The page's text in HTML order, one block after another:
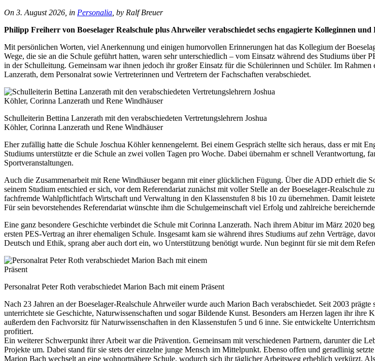
On 3. August 2026, in Personalia , by Ralf Breuer
Philipp Freiherr von Boeselager Realschule plus Ahrweiler verabschiedet sechs engagierte Kolleginnen und
Mit persönlichen Worten, viel Anerkennung und einigen humorvollen Erinnerungen hat das Kollegium der
Wege, die sie an die Schule geführt hatten, waren sehr unterschiedlich – vom Einsatz während des Studiums über
in der Schulleitung. Gemeinsam war ihnen jedoch ihr großer Einsatz für die Schülerinnen und Schüler. Im
Lanzerath, dem Personalrat sowie Vertreterinnen und Vertretern der Fachschaften verabschiedet.
Schulleiterin Bettina Lanzerath mit den verabschiedeten Vertretungslehrern Joshua
Köhler, Corinna Lanzerath und Rene Windhäuser
Eher zufällig hatte die Schule Joschua Köhler kennengelernt. Bei einem Gespräch stellte sich heraus, dass er mit
Studiums unterstützte er die Schule an zwei vollen Tagen pro Woche. Dabei übernahm er schnell Verantwortung,
Sportveranstaltungen.
Auch die Zusammenarbeit mit Rene Windhäuser begann mit einer glücklichen Fügung. Über die ADD erhielt die
seinem Studium entschied er sich, vor dem Referendariat zunächst mit voller Stelle an der Boeselager-Realschule
fachfremde Wahlpflichtfach Wirtschaft und Verwaltung in den Klassenstufen 8 bis 10 zu übernehmen. Damit
Für sein bevorstehendes Referendariat wünschte ihm die Schulgemeinschaft viel Erfolg und zahlreiche
Eine ganz besondere Geschichte verbindet die Schule mit Corinna Lanzerath. Nach ihrem Abitur im März 2020
ersten PES-Vertrag an ihrer ehemaligen Schule. Insgesamt kam sie während ihres Studiums auf zehn Verträge,
Deutsch und Ethik, sprang aber auch dort ein, wo Unterstützung benötigt wurde. Nun beginnt für sie mit dem
Personalrat Peter Roth verabschiedet Marion Bach mit einem Präsent
Nach 23 Jahren an der Boeselager-Realschule Ahrweiler wurde auch Marion Bach verabschiedet. Seit 2003
unterrichtete sie Geschichte, Naturwissenschaften und sogar Bildende Kunst. Besonders am Herzen lagen ihr
außerdem den Fachvorsitz für Naturwissenschaften in den Klassenstufen 5 und 6 inne. Sie entwickelte
profitiert.
Ein weiterer Schwerpunkt ihrer Arbeit war die Prävention. Gemeinsam mit verschiedenen Partnern, darunter die
Projekte um. Dabei stand für sie stets der einzelne junge Mensch im Mittelpunkt. Ebenso offen und geradlinig
Marion Bach wechselt an eine wohnortnähere Schule, wodurch sich ihr täglicher Arbeitsweg erheblich verkürzt.